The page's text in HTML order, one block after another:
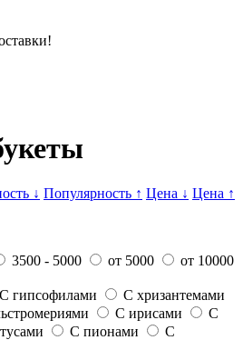
↓ Популярность ↑ Цена ↓ Цена ↑
3500 - 5000 от 5000
от 10000
С гипсофилами
С хризантемами
С ирисами
С
С пионами
С